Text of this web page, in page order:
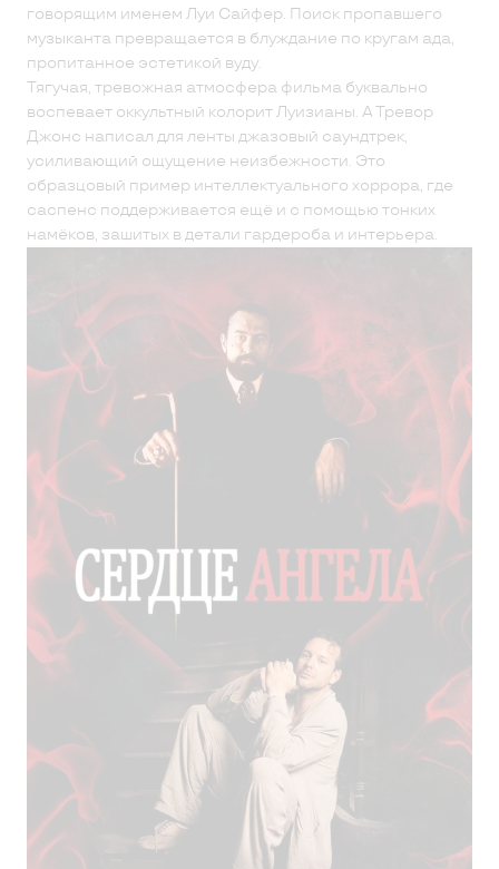
говорящим именем Луи Сайфер. Поиск пропавшего
музыканта превращается в блуждание по кругам ада,
пропитанное эстетикой вуду.
Тягучая, тревожная атмосфера фильма буквально
воспевает оккультный колорит Луизианы. А Тревор
Джонс написал для ленты джазовый саундтрек,
усиливающий ощущение неизбежности. Это
образцовый пример интеллектуального хоррора, где
саспенс поддерживается ещё и с помощью тонких
намёков, зашитых в детали гардероба и интерьера.